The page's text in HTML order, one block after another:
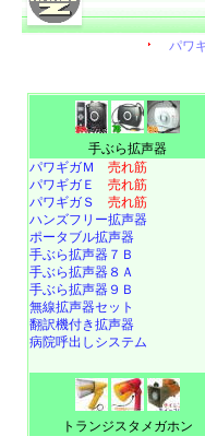
手ぶら拡声器
パワギガＭ 売れ筋
パワギガＥ 売れ筋
パワギガＳ 売れ筋
ハンズフリー拡声器
ポータブル拡声器
手ぶら拡声器７Ｂ
手ぶら拡声器８Ａ
手ぶら拡声器９Ｂ
無線拡声器セット
翻訳機付き拡声器
病院呼出しシステム
トランジスタメガホン